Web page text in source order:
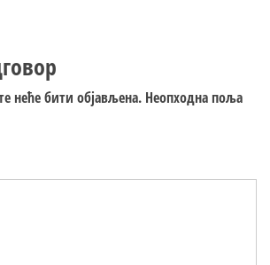
неће бити објављена. Неопходна поља